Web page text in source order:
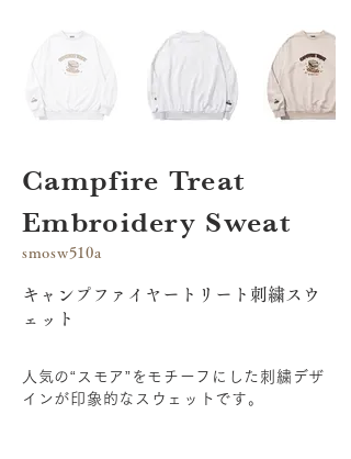
Campfire Treat
Embroidery Sweat
smosw510a
キャンプファイヤートリート刺繍スウ
ェット
人気の“スモア”をモチーフにした刺繍デザ
インが印象的なスウェットです。